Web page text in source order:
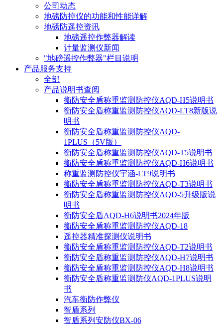
公司动态
地磅防控仪的功能和性能详解
地磅防遥控资讯
地磅遥控作弊器解读
计量监测仪新闻
"地磅遥控作弊器"栏目说明
产品服务支持
全部
产品说明书查阅
衡防安全盾称重监测防控仪AQD-H5说明书
衡防安全盾称重监测防控仪AQD-LT8新版说
明书
衡防安全盾称重监测防控仪AQD-
1PLUS（5V版）
衡防安全盾称重监测防控仪AQD-T5说明书
衡防安全盾称重监测防控仪AQD-H6说明书
称重监测防控仪宇涵-LT9说明书
衡防安全盾称重监测防控仪AQD-T3说明书
衡防安全盾称重监测防控仪AQD-5升级版说
明书
衡防安全盾AQD-H6说明书2024年版
衡防安全盾称重监测防控仪AQD-18
遥控器精准探测仪说明书
衡防安全盾称重监测防控仪AQD-T2说明书
衡防安全盾称重监测防控仪AQD-H7说明书
衡防安全盾称重监测防控仪AQD-H8说明书
衡防安全盾称重监测防仪AQD-1PLUS说明
书
汽车衡防作弊仪
智盾系列
智盾系列安防仪BX-06